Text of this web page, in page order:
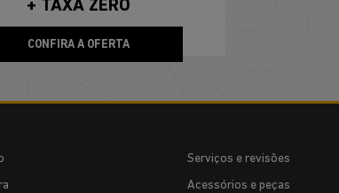
+ TAXA ZERO
CONFIRA A OFERTA
Serviços e revisões
Acessórios e peças